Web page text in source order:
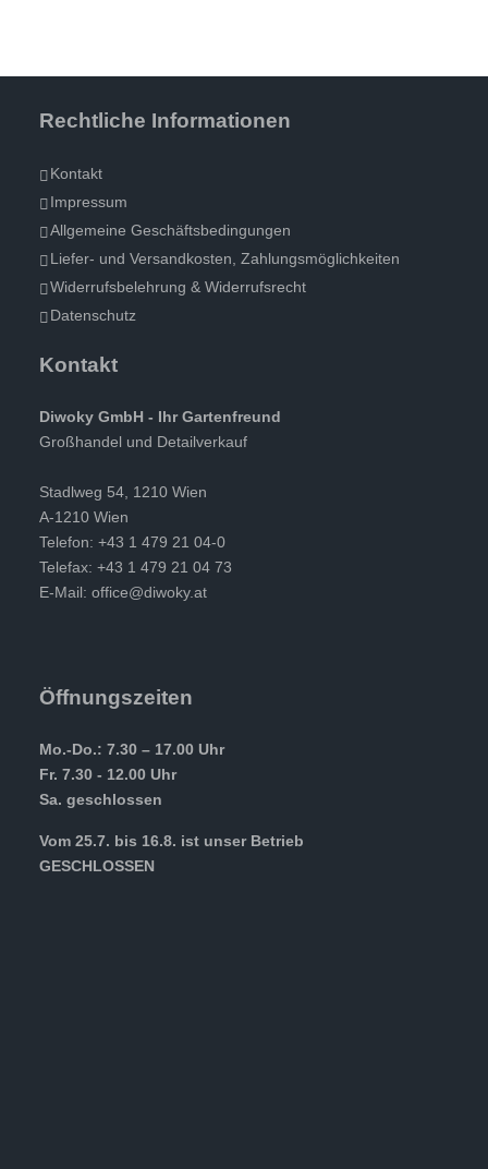
Rechtliche Informationen
Kontakt
Impressum
Allgemeine Geschäftsbedingungen
Liefer- und Versandkosten, Zahlungsmöglichkeiten
Widerrufsbelehrung & Widerrufsrecht
Datenschutz
Kontakt
Diwoky GmbH - Ihr Gartenfreund
Großhandel und Detailverkauf
Stadlweg 54, 1210 Wien
A-1210 Wien
Telefon: +43 1 479 21 04-0
Telefax: +43 1 479 21 04 73
E-Mail: office@diwoky.at
Öffnungszeiten
Mo.-Do.: 7.30 – 17.00 Uhr
Fr. 7.30 - 12.00 Uhr
Sa. geschlossen
Vom 25.7. bis 16.8. ist unser Betrieb
GESCHLOSSEN